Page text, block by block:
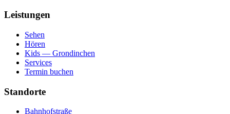
Leistungen
Sehen
Hören
Kids — Grondinchen
Services
Termin buchen
Standorte
Bahnhofstraße